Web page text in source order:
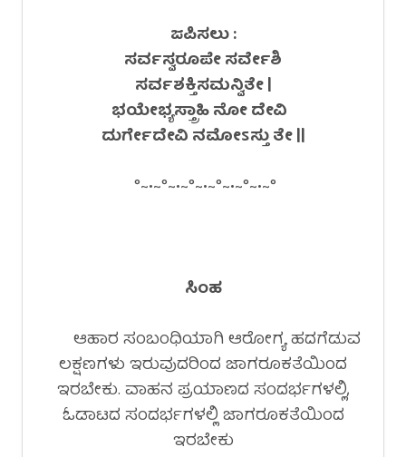
ಜಪಿಸಲು :
ಸರ್ವಸ್ವರೂಪೇ ಸರ್ವೇಶಿ
ಸರ್ವಶಕ್ತಿಸಮನ್ವಿತೇ |
ಭಯೇಭ್ಯಸ್ತ್ರಾಹಿ ನೋ ದೇವಿ
ದುರ್ಗೇದೇವಿ ನಮೋಽಸ್ತು ತೇ ||
°~•~°~•~°~•~°~•~°~•~°
ಸಿಂಹ
ಆಹಾರ ಸಂಬಂಧಿಯಾಗಿ ಆರೋಗ್ಯ ಹದಗೆಡುವ
ಲಕ್ಷಣಗಳು ಇರುವುದರಿಂದ ಜಾಗರೂಕತೆಯಿಂದ
ಇರಬೇಕು. ವಾಹನ ಪ್ರಯಾಣದ ಸಂದರ್ಭಗಳಲ್ಲಿ,
ಓಡಾಟದ ಸಂದರ್ಭಗಳಲ್ಲಿ ಜಾಗರೂಕತೆಯಿಂದ
ಇರಬೇಕು